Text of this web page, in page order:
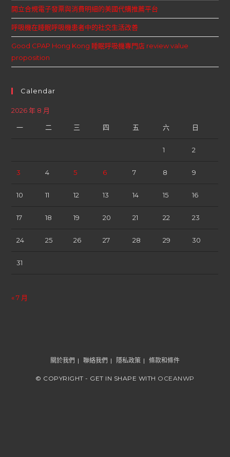
開立合規電子發票與消費明細的美國代購推薦平台
呼吸機在睡眠呼吸機患者中的社交生活改善
Good CPAP Hong Kong 睡眠呼吸機專門店 review value
proposition
Calendar
2026 年 8 月
一 二 三 四 五 六 日
1 2
3 4 5 6 7 8 9
10 11 12 13 14 15 16
17 18 19 20 21 22 23
24 25 26 27 28 29 30
31
« 7 月
關於我們 聯絡我們 隱私政策 條款和條件
© COPYRIGHT - GET IN SHAPE WITH OCEANWP